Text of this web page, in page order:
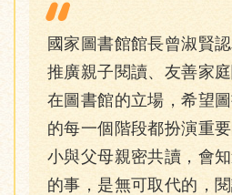
國家圖書館館長曾淑賢
推廣親子閱讀、友善家
在圖書館的立場，希望
的每一個階段都扮演重
小與父母親密共讀，會
的事，是無可取代的，